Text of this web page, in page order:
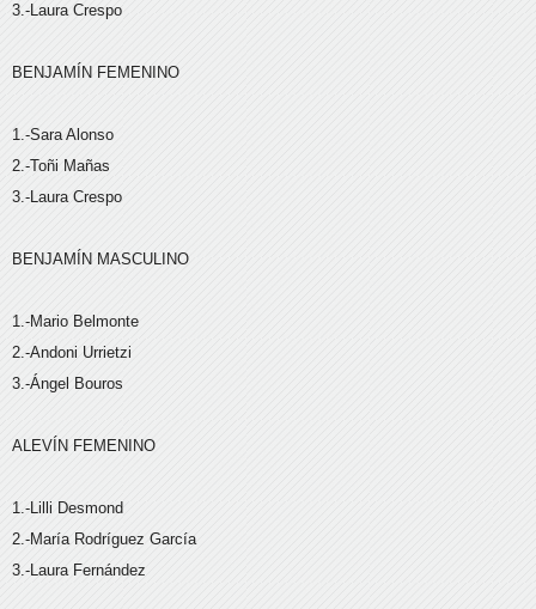
3.-Laura Crespo
BENJAMÍN FEMENINO
1.-Sara Alonso
2.-Toñi Mañas
3.-Laura Crespo
BENJAMÍN MASCULINO
1.-Mario Belmonte
2.-Andoni Urrietzi
3.-Ángel Bouros
ALEVÍN FEMENINO
1.-Lilli Desmond
2.-María Rodríguez García
3.-Laura Fernández